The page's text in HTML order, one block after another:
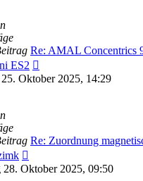
Re: AMAL Concentrics
ES2
Beitrag
25. Oktober 2025, 14:29
Re: Zuordnung
Beitrag
28. Oktober 2025, 09:50